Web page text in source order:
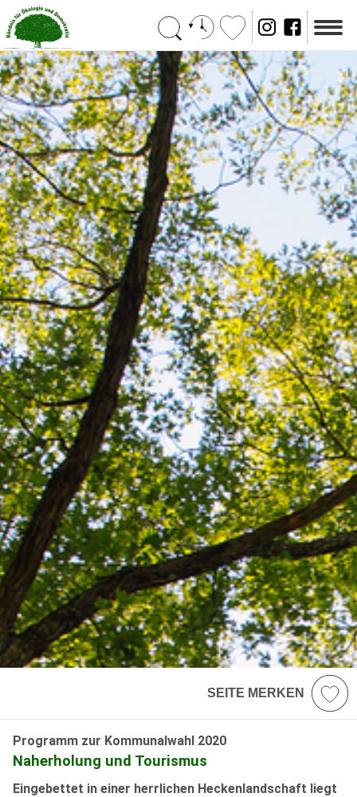
Suchen
SEITE MERKEN
Programm zur Kommunalwahl 2020
Naherholung und Tourismus
Eingebettet in einer herrlichen Heckenlandschaft liegt